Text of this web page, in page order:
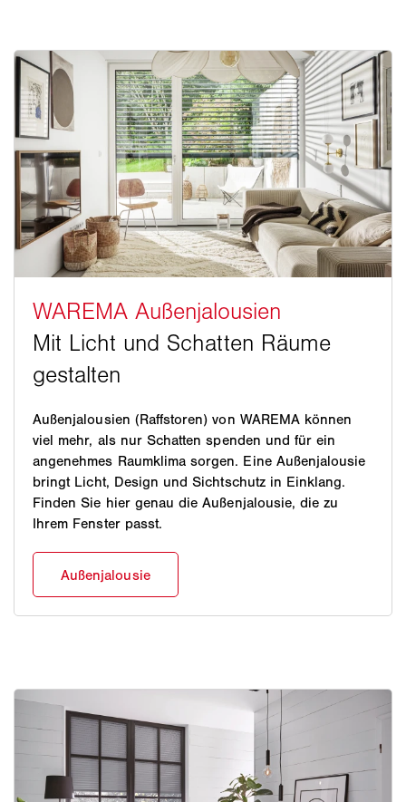
Außenjalousien (Raffstoren) von WAREMA können
viel mehr, als nur Schatten spenden und für ein
angenehmes Raumklima sorgen. Eine Außenjalousie
bringt Licht, Design und Sichtschutz in Einklang.
Finden Sie hier genau die Außenjalousie, die zu
Ihrem Fenster passt.